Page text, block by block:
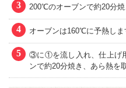
3 200℃のオーブンで約20分焼
4 オーブンは160℃に予熱しま
5
③に①を流し入れ、仕上げ
ンで約20分焼き、あら熱を